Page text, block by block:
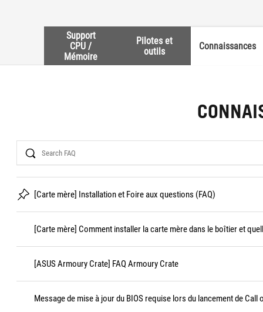
Support
CPU /
Mémoire
Pilotes et
outils
Connaissances
Search
[Carte mère] Installation et Foire aux questions (FAQ)
[Carte mère] Comment installer la carte mère dans le boîtier et
[ASUS Armoury Crate] FAQ Armoury Crate
Message de mise à jour du BIOS requise lors du lancement de Call